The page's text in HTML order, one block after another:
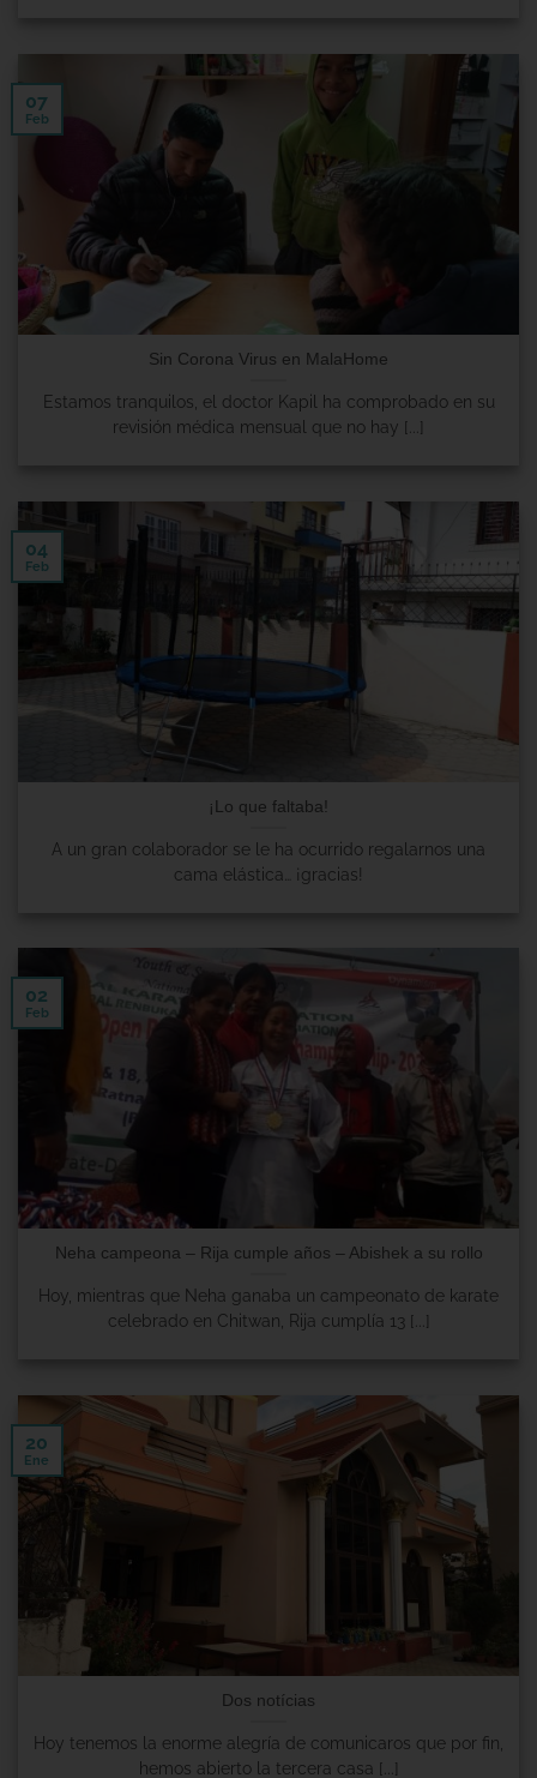
Sin Corona Virus en MalaHome
Estamos tranquilos, el doctor Kapil ha comprobado en su
revisión médica mensual que no hay [...]
07
Feb
¡Lo que faltaba!
A un gran colaborador se le ha ocurrido regalarnos una
cama elástica… ¡gracias!
04
Feb
Neha campeona – Rija cumple años – Abishek a su rollo
Hoy, mientras que Neha ganaba un campeonato de karate
celebrado en Chitwan, Rija cumplía 13 [...]
02
Feb
Dos notícias
Hoy tenemos la enorme alegría de comunicaros que por fin,
hemos abierto la tercera casa [...]
20
Ene